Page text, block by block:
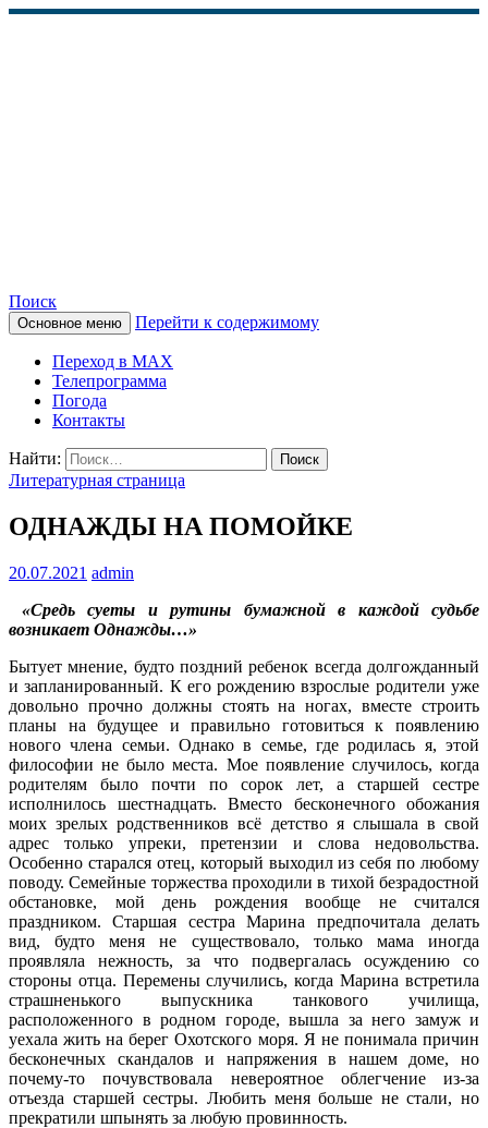
КАМЧАТСКОЕ
ИНФОРМАЦИОННОЕ
АГЕНТСТВО (КИА
«ВЕСТИ»)
Поиск
Основное меню Перейти к содержимому
Переход в MAX
Телепрограмма
Погода
Контакты
Найти:
Литературная страница
ОДНАЖДЫ НА ПОМОЙКЕ
20.07.2021 admin
«Средь суеты и рутины бумажной в каждой судьбе
возникает Однажды…»
Бытует мнение, будто поздний ребенок всегда долгожданный
и запланированный. К его рождению взрослые родители уже
довольно прочно должны стоять на ногах, вместе строить
планы на будущее и правильно готовиться к появлению
нового члена семьи. Однако в семье, где родилась я, этой
философии не было места. Мое появление случилось, когда
родителям было почти по сорок лет, а старшей сестре
исполнилось шестнадцать. Вместо бесконечного обожания
моих зрелых родственников всё детство я слышала в свой
адрес только упреки, претензии и слова недовольства.
Особенно старался отец, который выходил из себя по любому
поводу. Семейные торжества проходили в тихой безрадостной
обстановке, мой день рождения вообще не считался
праздником. Старшая сестра Марина предпочитала делать
вид, будто меня не существовало, только мама иногда
проявляла нежность, за что подвергалась осуждению со
стороны отца. Перемены случились, когда Марина встретила
страшненького выпускника танкового училища,
расположенного в родном городе, вышла за него замуж и
уехала жить на берег Охотского моря. Я не понимала причин
бесконечных скандалов и напряжения в нашем доме, но
почему-то почувствовала невероятное облегчение из-за
отъезда старшей сестры. Любить меня больше не стали, но
прекратили шпынять за любую провинность.